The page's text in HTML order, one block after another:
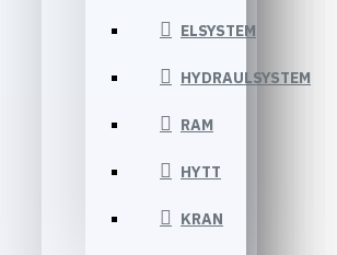
ELSYSTEM
HYDRAULSYSTEM
RAM
HYTT
KRAN